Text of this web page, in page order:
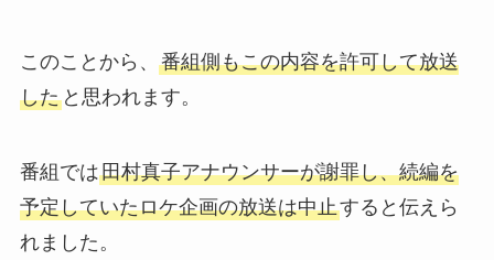
このことから、 番組側もこの内容を許可して放送
したと思われます。
番組では田村真子アナウンサーが謝罪し、続編を
予定していたロケ企画の放送は中止すると伝えら
れました。